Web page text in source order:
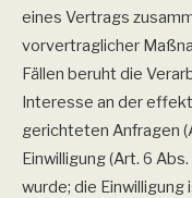
eines Vertrags
vorvertraglicher
Fällen beruht die
Interesse an der
gerichteten Anfragen
Einwilligung (Art. 6
wurde; die